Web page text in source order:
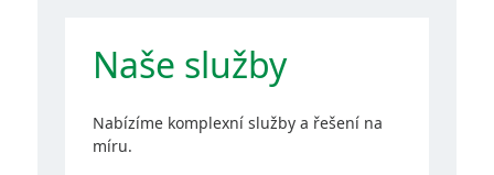
Naše služby
Nabízíme komplexní služby a řešení na
míru.